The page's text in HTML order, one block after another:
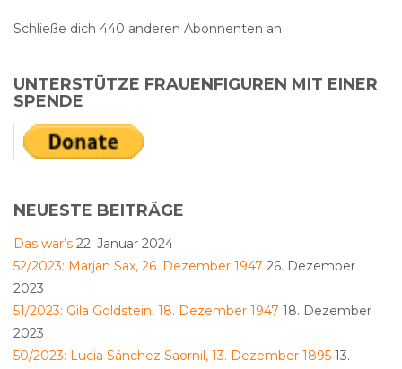
Schließe dich 440 anderen Abonnenten an
UNTERSTÜTZE FRAUENFIGUREN MIT EINER
SPENDE
NEUESTE BEITRÄGE
Das war’s 22. Januar 2024
52/2023: Marjan Sax, 26. Dezember 1947 26. Dezember
2023
51/2023: Gila Goldstein, 18. Dezember 1947 18. Dezember
2023
50/2023: Lucia Sánchez Saornil, 13. Dezember 1895 13.